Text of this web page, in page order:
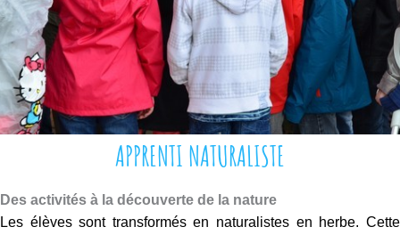
a
t
u
r
e
p
r
o
p
APPRENTI NATURALISTE
Des activités à la découverte de la nature
Les élèves sont transformés en naturalistes en herbe. Cette